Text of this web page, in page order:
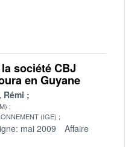
société CBJ
en Guyane
Rémi
(IGE)
mai 2009
Affaire